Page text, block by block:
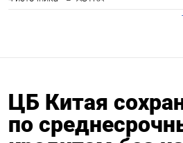
ЦБ Китая
по